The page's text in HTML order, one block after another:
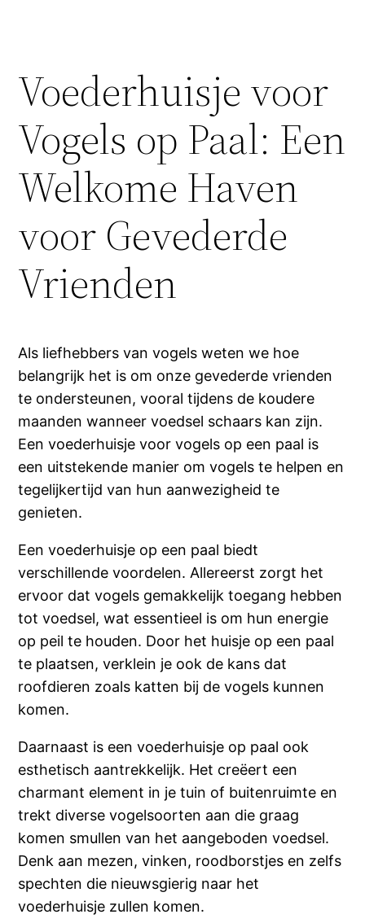
Voederhuisje voor
Vogels op Paal: Een
Welkome Haven
voor Gevederde
Vrienden
Als liefhebbers van vogels weten we hoe
belangrijk het is om onze gevederde vrienden
te ondersteunen, vooral tijdens de koudere
maanden wanneer voedsel schaars kan zijn.
Een voederhuisje voor vogels op een paal is
een uitstekende manier om vogels te helpen en
tegelijkertijd van hun aanwezigheid te
genieten.
Een voederhuisje op een paal biedt
verschillende voordelen. Allereerst zorgt het
ervoor dat vogels gemakkelijk toegang hebben
tot voedsel, wat essentieel is om hun energie
op peil te houden. Door het huisje op een paal
te plaatsen, verklein je ook de kans dat
roofdieren zoals katten bij de vogels kunnen
komen.
Daarnaast is een voederhuisje op paal ook
esthetisch aantrekkelijk. Het creëert een
charmant element in je tuin of buitenruimte en
trekt diverse vogelsoorten aan die graag
komen smullen van het aangeboden voedsel.
Denk aan mezen, vinken, roodborstjes en zelfs
spechten die nieuwsgierig naar het
voederhuisje zullen komen.